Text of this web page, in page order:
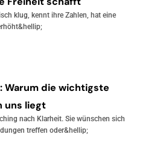
klug, kennt ihre Zahlen, hat eine
Warum die wichtigste
uns liegt
nach Klarheit. Sie wünschen sich
treffen oder&hellip;